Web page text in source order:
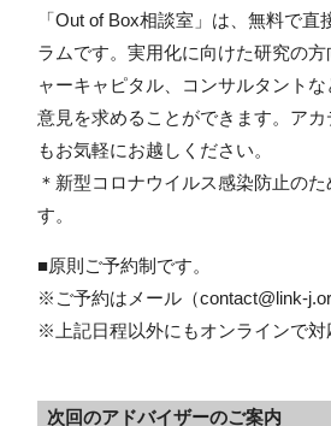
「Out of Box相談室」は、無料で
ラムです。実用化に向けた研究の
ャーキャピタル、コンサルタント
意見を求めることができます。ア
もお気軽にお越しください。
＊新型コロナウイルス感染防止の
す。
■原則ご予約制です。
※ご予約はメール（contact@link-
※上記日程以外にもオンラインで対
次回のアドバイザーのご案内